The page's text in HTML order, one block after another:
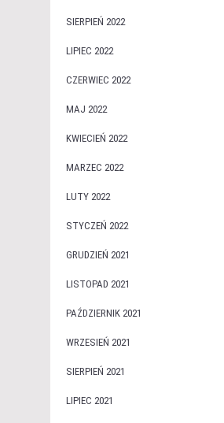
SIERPIEŃ 2022
LIPIEC 2022
CZERWIEC 2022
MAJ 2022
KWIECIEŃ 2022
MARZEC 2022
LUTY 2022
STYCZEŃ 2022
GRUDZIEŃ 2021
LISTOPAD 2021
PAŹDZIERNIK 2021
WRZESIEŃ 2021
SIERPIEŃ 2021
LIPIEC 2021